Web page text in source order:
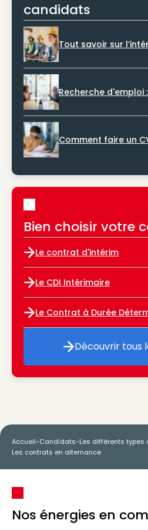
candidats
Tout savoir sur
Recherche
Comment faire un
Bien choisir votre
Le contrat d'intérim
Le contrat d'intérim
Le CDI Intérimaire
Le CDI Intérimaire
Le
Le Contrat à Durée
Découvrir tous
Accueil-Candidats-Les différents
Les contrats en alternance
Nos énergies en